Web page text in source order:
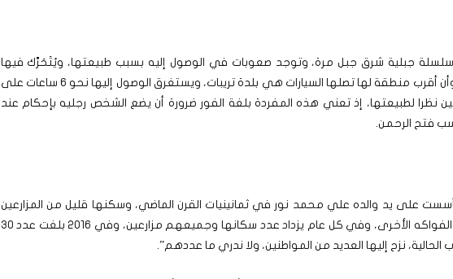
جبلية شرق جبل مرة، وتوجد صعوبات في الوصول إليه بسبب طبيعتها، ويُتَحَرَّك فيها
بواسطة الدواب “الحمير” وأن أقرب منطقة لها تصلها السيارات هي بلدة تريبات، ويستغرق الوصول إليها نحو 6 ساعات على
نظرا لطبيعتها، إذ تعني هذه المفردة بلغة الفور ضرورة أن يضع الشخص رجليه بإحكام عند
فتح الرحمن.
على يد والده علي محمد نور في ثمانينيات القرن الماضي، وسكنها قليل من المزارعين
وأصحاب حقول البرتقال، والفواكه الأخرى، وفي كل عام يزداد عدد سكانها وجميعهم مزارعين، وفي 2016 بلغت عدد 30
الحالية، نزح إليها العديد من المواطنين، ولا ندري ما عددهم”.